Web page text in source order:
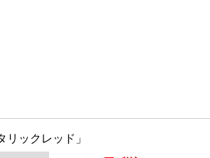
ックレッド」